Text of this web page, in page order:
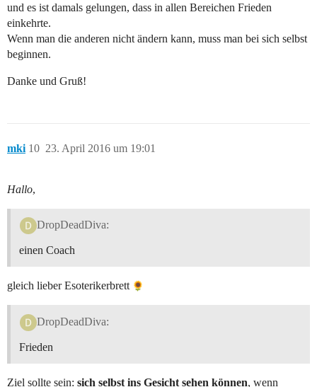
und es ist damals gelungen, dass in allen Bereichen Frieden
einkehrte.
Wenn man die anderen nicht ändern kann, muss man bei sich selbst
beginnen.
Danke und Gruß!
mki 23. April 2016 um 19:01
10
Hallo,
DropDeadDiva:
einen Coach
gleich lieber Esoterikerbrett
DropDeadDiva:
Frieden
Ziel sollte sein: sich selbst ins Gesicht sehen können, wenn